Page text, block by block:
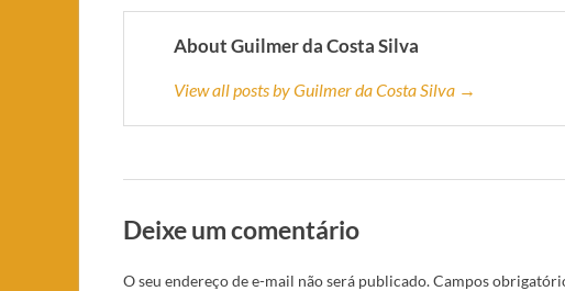
About Guilmer da Costa Silva
View all posts by Guilmer da Costa Silva →
Deixe um comentário
O seu endereço de e-mail não será publicado.Campos